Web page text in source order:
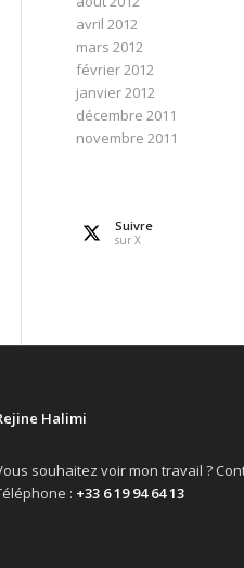
avril 2012
mars 2012
février 2012
janvier 2012
décembre 2011
novembre 2011
Suivre
sur X
Halimi
souhaitez voir mon travail ?
: +33 6 19 94 64 13